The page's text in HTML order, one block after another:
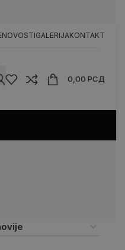
NOVOSTIGALERIJAKONTAKT
0,00 РСД